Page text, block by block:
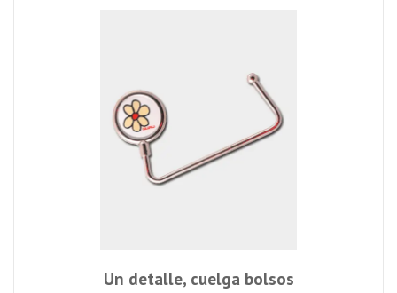
Un detalle, cuelga bolsos